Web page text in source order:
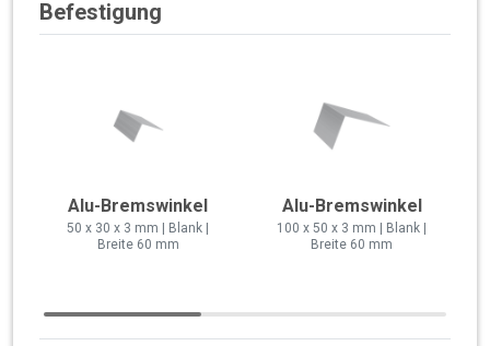
Befestigung
Alu-Bremswinkel
50 x 30 x 3 mm | Blank |
Breite 60 mm
Alu-Bremswinkel
100 x 50 x 3 mm | Blank |
Breite 60 mm